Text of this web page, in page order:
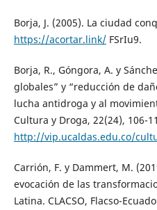
Borja, J. (2005). La ciudad
https://acortar.link/FSrIu9.
Borja, R., Góngora, A. y
globales” y “reducción de
lucha antidroga y al
Cultura y Droga, 22(24), 106-
http://vip.ucaldas.edu.co/
Carrión, F. y Dammert, M.
evocación de las
Latina. CLACSO, Flacso-